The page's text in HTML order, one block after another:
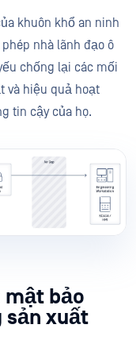
khuôn khổ an ninh
nhà lãnh đạo ô
chống lại các mối
và hiệu quả hoạt
tin cậy của họ.
bảo
xuất